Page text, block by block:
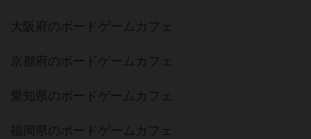
大阪府のボードゲームカフェ
京都府のボードゲームカフェ
愛知県のボードゲームカフェ
福岡県のボードゲームカフェ